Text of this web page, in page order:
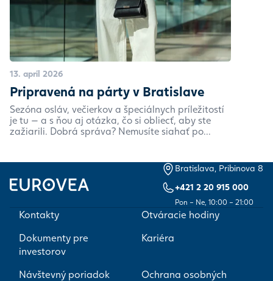
13. apríl 2026
Pripravená na párty v Bratislave
Sezóna osláv, večierkov a špeciálnych príležitostí
je tu — a s ňou aj otázka, čo si obliecť, aby ste
zažiarili. Dobrá správa? Nemusíte siahať po...
Bratislava, Pribinova 8
+421 2 20 915 000
Pon – Ne, 10:00 – 21:00
Kontakty
Otváracie hodiny
Dokumenty pre
investorov
Kariéra
Návštevný poriadok
Ochrana osobných